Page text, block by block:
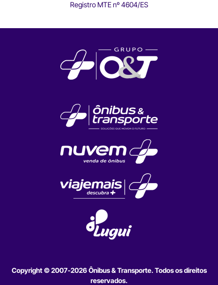
Registro MTE nº 4604/ES
Copyright © 2007-2026 Ônibus & Transporte. Todos os direitos
reservados.